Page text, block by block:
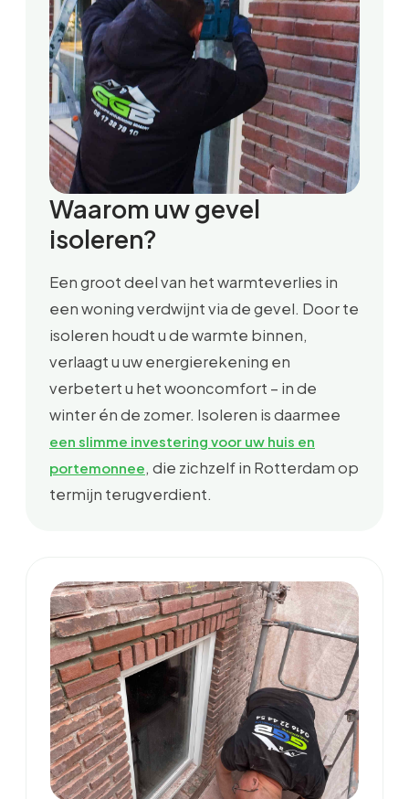
Waarom uw gevel
isoleren?
Een groot deel van het warmteverlies in
een woning verdwijnt via de gevel. Door te
isoleren houdt u de warmte binnen,
verlaagt u uw energierekening en
verbetert u het wooncomfort – in de
winter én de zomer. Isoleren is daarmee
een slimme investering voor uw huis en
portemonnee, die zichzelf in Rotterdam op
termijn terugverdient.